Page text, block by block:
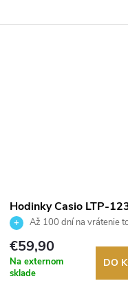
Hodinky Casio LTP-
7AEGAž 100 dní na vrátenie
Autorizovaný predajca.
€59,90
Na externom
sklade
DO